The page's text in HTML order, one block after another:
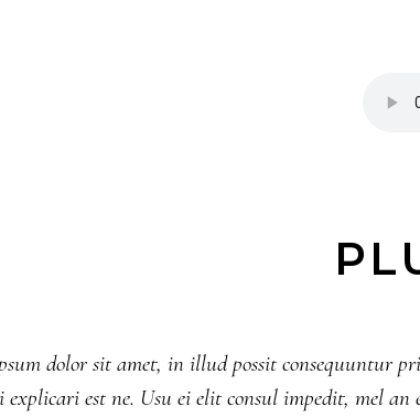
dolor sit amet, in illud possit consequuntur
explicari est ne. Usu ei elit consul impedit, mel